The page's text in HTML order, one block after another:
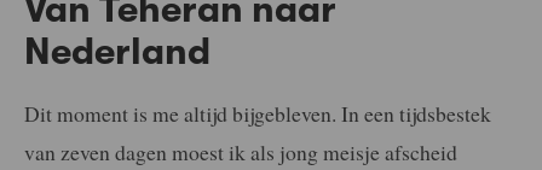
Van Teheran naar
Nederland
Dit moment is me altijd bijgebleven. In een tijdsbestek
van zeven dagen moest ik als jong meisje afscheid